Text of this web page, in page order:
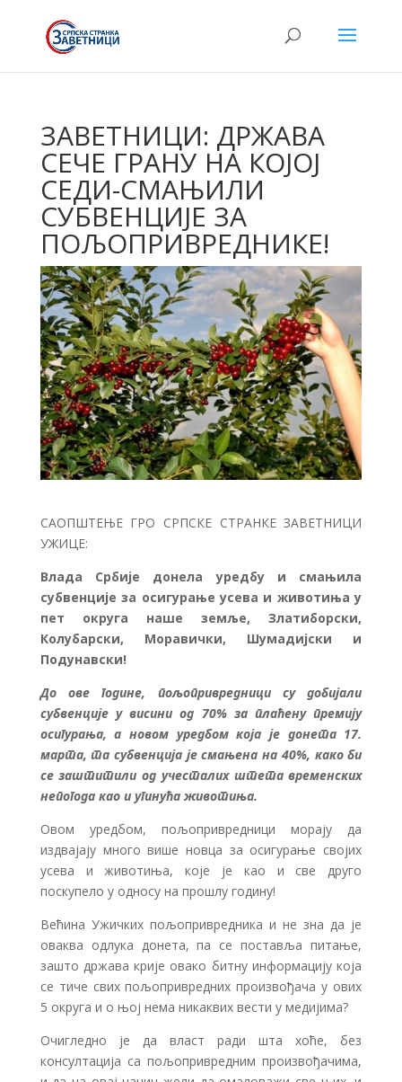
ЗАВЕТНИЦИ: ДРЖАВА
СЕЧЕ ГРАНУ НА КОЈОЈ
СЕДИ-СМАЊИЛИ
СУБВЕНЦИЈЕ ЗА
ПОЉОПРИВРЕДНИКЕ!
САОПШТЕЊЕ ГРО СРПСКЕ СТРАНКЕ ЗАВЕТНИЦИ
УЖИЦЕ:
Влада Србије донела уредбу и смањила
субвенције за осигурање усева и животиња у
пет округа наше земље, Златиборски,
Колубарски, Моравички, Шумадијски и
Подунавски!
До ове године, пољопривредници су добијали
субвенције у висини од 70% за плаћену премију
осигурања, а новом уредбом која је донета 17.
марта, та субвенција је смањена на 40%, како би
се заштитили од учесталих штета временских
непогода као и угинућа животиња.
Овом уредбом, пољопривредници морају да
издвајају много више новца за осигурање својих
усева и животиња, које је као и све друго
поскупело у односу на прошлу годину!
Већина Ужичких пољопривредника и не зна да је
оваква одлука донета, па се поставља питање,
зашто држава крије овако битну информацију која
се тиче свих пољопривредних произвођача у ових
5 округа и о њој нема никаквих вести у медијима?
Очигледно је да власт ради шта хоће, без
консултација са пољопривредним произвођачима,